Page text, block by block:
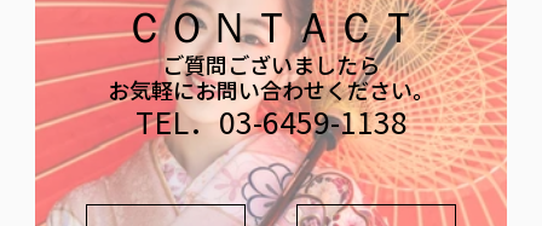
ＣＯＮＴＡＣＴ
ご質問ございましたら
お気軽にお問い合わせください。
TEL．03-6459-1138